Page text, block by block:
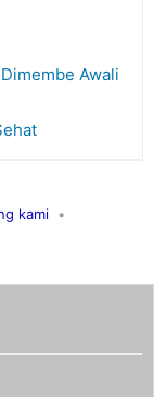
Awali
kami